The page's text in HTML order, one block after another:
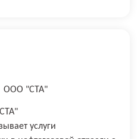
ООО "СТА"
услуги